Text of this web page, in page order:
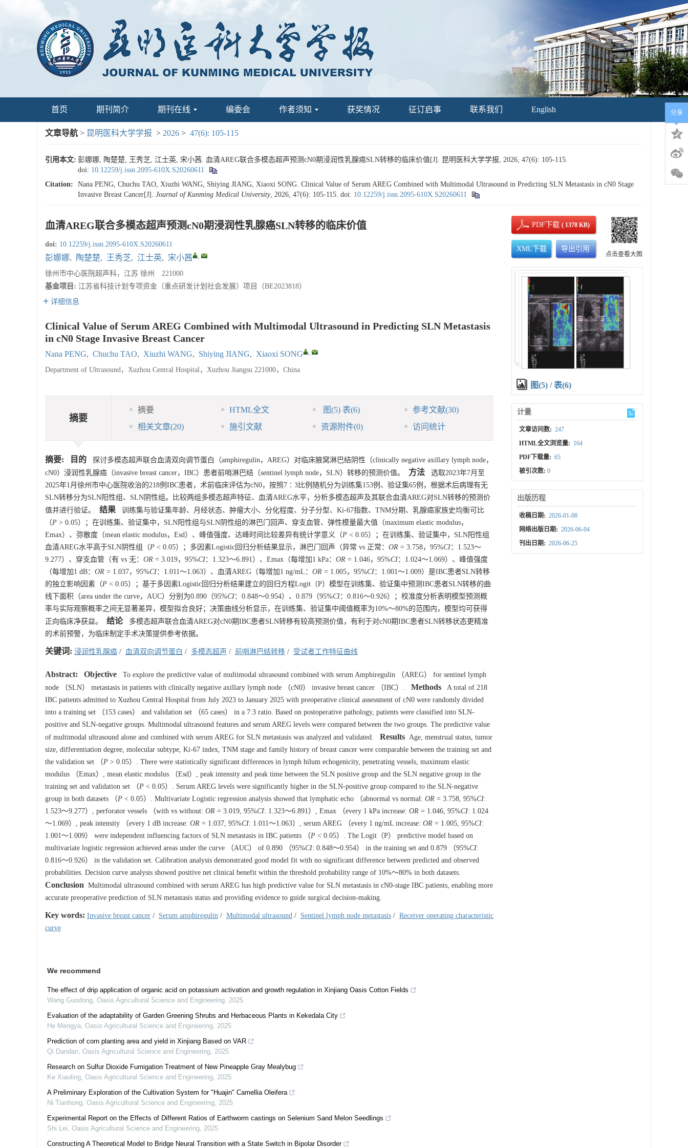
首页 期刊简介 期刊在线 编委会 作者须知 获奖情况 征订启事 联系我们 English
文章导航 > 昆明医科大学学报 > 2026 > 47(6): 105-115
引用本文: 彭娜娜, 陶楚楚, 王秀芝, 江士英, 宋小茜. 血清AREG联合多模态超声预测cN0期浸润性乳腺癌SLN转移的临床价值[J]. 昆明医科大学学报, 2026, 47(6): 105-115.
doi: 10.12259/j.issn.2095-610X.S20260611
Citation:
Nana PENG, Chuchu TAO, Xiuzhi WANG, Shiying JIANG, Xiaoxi SONG. Clinical Value of Serum AREG Combined with Multimodal Ultrasound in Predicting SLN Metastasis in cN0 Stage
Invasive Breast Cancer[J]. Journal of Kunming Medical University, 2026, 47(6): 105-115. doi: 10.12259/j.issn.2095-610X.S20260611
血清AREG联合多模态超声预测cN0期浸润性乳腺癌SLN转移的临床价值
doi: 10.12259/j.issn.2095-610X.S20260611
彭娜娜, 陶楚楚, 王秀芝, 江士英, 宋小茜 ,
徐州市中心医院超声科，江苏 徐州 221000
基金项目: 江苏省科技计划专项资金（重点研发计划社会发展）项目（BE2023818）
详细信息
Clinical Value of Serum AREG Combined with Multimodal Ultrasound in Predicting SLN Metastasis
in cN0 Stage Invasive Breast Cancer
Nana PENG, Chuchu TAO, Xiuzhi WANG, Shiying JIANG, Xiaoxi SONG ,
Department of Ultrasound，Xuzhou Central Hospital，Xuzhou Jiangsu 221000，China
摘要
摘要 HTML全文 图(5) 表(6) 参考文献(30)
相关文章(20) 施引文献 资源附件(0) 访问统计
摘要: 目的 探讨多模态超声联合血清双向调节蛋白（amphiregulin，AREG）对临床腋窝淋巴结阴性（clinically negative axillary lymph node，
cN0）浸润性乳腺癌（invasive breast cancer，IBC）患者前哨淋巴结（sentinel lymph node，SLN）转移的预测价值。
方法 选取2023年7月至
2025年1月徐州市中心医院收治的218例IBC患者，术前临床评估为cN0，按照7∶3比例随机分为训练集153例、验证集65例，根据术后病理有无
SLN转移分为SLN阳性组、SLN阴性组。比较两组多模态超声特征、血清AREG水平，分析多模态超声及其联合血清AREG对SLN转移的预测价
值并进行验证。
结果 训练集与验证集年龄、月经状态、肿瘤大小、分化程度、分子分型、Ki-67指数、TNM分期、乳腺癌家族史均衡可比
（P > 0.05）；在训练集、验证集中，SLN阳性组与SLN阴性组的淋巴门回声、穿支血管、弹性模量最大值（maximum elastic modulus，
Emax）、弥散度（mean elastic modulus，Esd）、峰值强度、达峰时间比较差异有统计学意义（P < 0.05）；在训练集、验证集中，SLN阳性组
血清AREG水平高于SLN阴性组（P < 0.05）；多因素Logistic回归分析结果显示，淋巴门回声（异常 vs 正常： OR = 3.758，95%CI：1.523～
9.277）、穿支血管（有 vs 无： OR = 3.019，95%CI：1.323～6.891）、Emax（每增加1 kPa： OR = 1.046，95%CI：1.024～1.069）、峰值强度
（每增加1 dB： OR = 1.037，95%CI：1.011～1.063）、血清AREG（每增加1 ng/mL： OR = 1.005，95%CI：1.001～1.009）是IBC患者SLN转移
的独立影响因素（P < 0.05）；基于多因素Logistic回归分析结果建立的回归方程Logit（P）模型在训练集、验证集中预测IBC患者SLN转移的曲
线下面积（area under the curve，AUC）分别为0.890（95%CI：0.848～0.954）、0.879（95%CI：0.816～0.926）；校准度分析表明模型预测概
率与实际观察概率之间无显著差异，模型拟合良好；决策曲线分析显示，在训练集、验证集中阈值概率为10%～80%的范围内，模型均可获得
正向临床净获益。
结论多模态超声联合血清AREG对cN0期IBC患者SLN转移有较高预测价值，有利于对cN0期IBC患者SLN转移状态更精准
的术前预警，为临床制定手术决策提供参考依据。
关键词: 浸润性乳腺癌 / 血清双向调节蛋白 / 多模态超声 / 前哨淋巴结转移 / 受试者工作特征曲线
Abstract: Objective To explore the predictive value of multimodal ultrasound combined with serum Amphiregulin （AREG） for sentinel lymph
node （SLN） metastasis in patients with clinically negative axillary lymph node （cN0） invasive breast cancer （IBC）.
Methods A total of 218
IBC patients admitted to Xuzhou Central Hospital from July 2023 to January 2025 with preoperative clinical assessment of cN0 were randomly divided
into a training set （153 cases） and validation set （65 cases） in a 7:3 ratio. Based on postoperative pathology, patients were classified into SLN-
positive and SLN-negative groups. Multimodal ultrasound features and serum AREG levels were compared between the two groups. The predictive value
of multimodal ultrasound alone and combined with serum AREG for SLN metastasis was analyzed and validated.
Results Age, menstrual status, tumor
size, differentiation degree, molecular subtype, Ki-67 index, TNM stage and family history of breast cancer were comparable between the training set and
the validation set （P > 0.05）. There were statistically significant differences in lymph hilum echogenicity, penetrating vessels, maximum elastic
modulus （Emax）, mean elastic modulus （Esd）, peak intensity and peak time between the SLN positive group and the SLN negative group in the
training set and validation set （P < 0.05）. Serum AREG levels were significantly higher in the SLN-positive group compared to the SLN-negative
group in both datasets （P < 0.05）. Multivariate Logistic regression analysis showed that lymphatic echo （abnormal vs normal: OR = 3.758, 95%CI:
1.523～9.277）, perforator vessels （with vs without: OR = 3.019, 95%CI: 1.323～6.891）, Emax （every 1 kPa increase: OR = 1.046, 95%CI: 1.024
～1.069）, peak intensity （every 1 dB increase: OR = 1.037, 95%CI: 1.011～1.063）, serum AREG （every 1 ng/mL increase: OR = 1.005, 95%CI:
1.001～1.009） were independent influencing factors of SLN metastasis in IBC patients （P < 0.05）. The Logit（P） predictive model based on
multivariate logistic regression achieved areas under the curve （AUC） of 0.890 （95%CI: 0.848～0.954） in the training set and 0.879 （95%CI:
0.816～0.926） in the validation set. Calibration analysis demonstrated good model fit with no significant difference between predicted and observed
probabilities. Decision curve analysis showed positive net clinical benefit within the threshold probability range of 10%～80% in both datasets.
Conclusion Multimodal ultrasound combined with serum AREG has high predictive value for SLN metastasis in cN0-stage IBC patients, enabling more
accurate preoperative prediction of SLN metastasis status and providing evidence to guide surgical decision-making.
Key words: Invasive breast cancer / Serum amphiregulin / Multimodal ultrasound / Sentinel lymph node metastasis / Receiver operating characteristic
curve
We recommend
The effect of drip application of organic acid on potassium activation and growth regulation in Xinjiang Oasis Cotton Fields
Wang Guodong, Oasis Agricultural Science and Engineering, 2025
Evaluation of the adaptability of Garden Greening Shrubs and Herbaceous Plants in Kekedala City
He Mengya, Oasis Agricultural Science and Engineering, 2025
Prediction of corn planting area and yield in Xinjiang Based on VAR
Qi Dandan, Oasis Agricultural Science and Engineering, 2025
Research on Sulfur Dioxide Fumigation Treatment of New Pineapple Gray Mealybug
Ke Xiaoling, Oasis Agricultural Science and Engineering, 2025
A Preliminary Exploration of the Cultivation System for "Huajin" Camellia Oleifera
Ni Tianhong, Oasis Agricultural Science and Engineering, 2025
Experimental Report on the Effects of Different Ratios of Earthworm castings on Selenium Sand Melon Seedlings
Shi Lei, Oasis Agricultural Science and Engineering, 2025
Constructing A Theoretical Model to Bridge Neural Transition with a State Switch in Bipolar Disorder
PDF下载( 1378 KB)
XML下载 导出引用
点击查看大图
图(5) /表(6)
计量
文章访问数: 247
HTML全文浏览量: 164
PDF下载量: 65
被引次数:0
出版历程
收稿日期: 2026-01-08
网络出版日期: 2026-06-04
刊出日期: 2026-06-25
分享